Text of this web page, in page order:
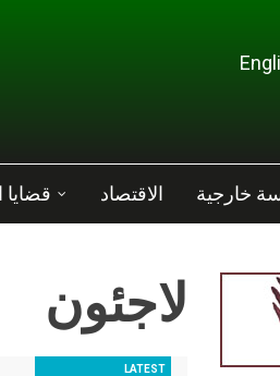
خارجية الاقتصاد قضايا
لاجئون
LATEST